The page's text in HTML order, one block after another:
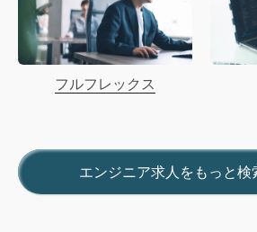
フルフレックス
エンジニア求人をもっと検